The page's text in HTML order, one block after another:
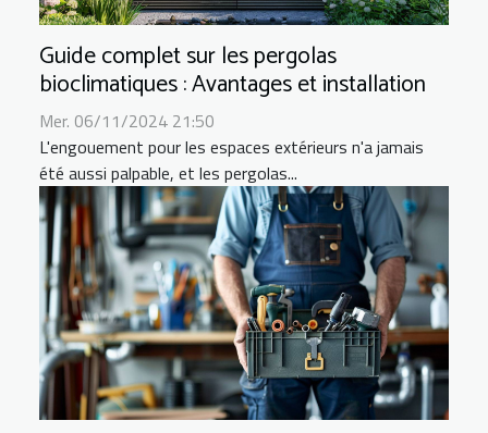
Guide complet sur les pergolas
bioclimatiques : Avantages et installation
Mer. 06/11/2024 21:50
L'engouement pour les espaces extérieurs n'a jamais
été aussi palpable, et les pergolas...